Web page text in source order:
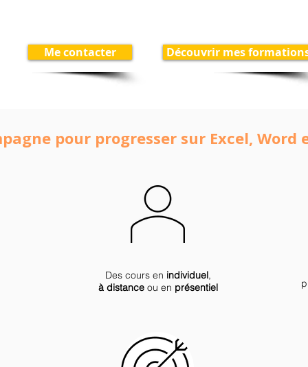
Me contacter Découvrir mes
pour progresser sur Excel,
Des cours en individuel,
à distanceou en présentiel